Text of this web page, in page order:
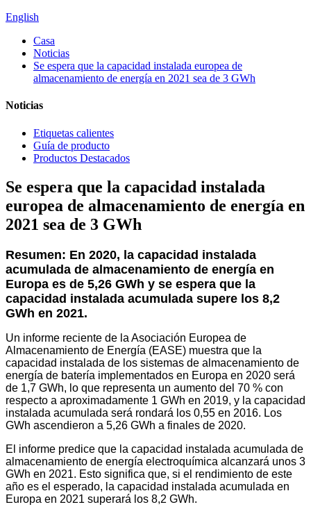
English
Casa
Noticias
Se espera que la capacidad instalada europea de
almacenamiento de energía en 2021 sea de 3 GWh
Noticias
Etiquetas calientes
Guía de producto
Productos Destacados
Se espera que la capacidad instalada
europea de almacenamiento de energía en
2021 sea de 3 GWh
Resumen: En 2020, la capacidad instalada
acumulada de almacenamiento de energía en
Europa es de 5,26 GWh y se espera que la
capacidad instalada acumulada supere los 8,2
GWh en 2021.
Un informe reciente de la Asociación Europea de
Almacenamiento de Energía (EASE) muestra que la
capacidad instalada de los sistemas de almacenamiento de
energía de batería implementados en Europa en 2020 será
de 1,7 GWh, lo que representa un aumento del 70 % con
respecto a aproximadamente 1 GWh en 2019, y la capacidad
instalada acumulada será rondará los 0,55 en 2016. Los
GWh ascendieron a 5,26 GWh a finales de 2020.
El informe predice que la capacidad instalada acumulada de
almacenamiento de energía electroquímica alcanzará unos 3
GWh en 2021. Esto significa que, si el rendimiento de este
año es el esperado, la capacidad instalada acumulada en
Europa en 2021 superará los 8,2 GWh.